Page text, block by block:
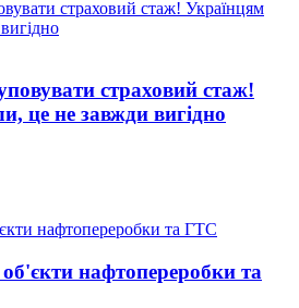
страховий стаж!
це не завжди вигідно
нафтопереробки та